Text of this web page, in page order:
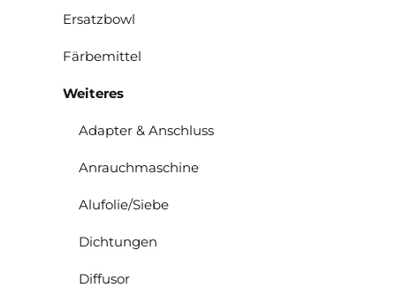
Ersatzbowl
Färbemittel
Weiteres
Adapter & Anschluss
Anrauchmaschine
Alufolie/Siebe
Dichtungen
Diffusor